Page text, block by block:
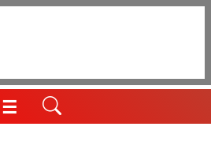
☰
Menu